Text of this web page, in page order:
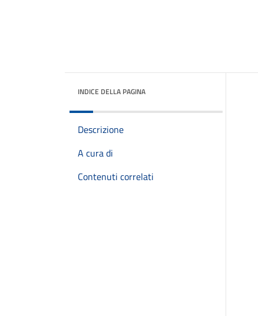
INDICE DELLA PAGINA
Descrizione
A cura di
Contenuti correlati